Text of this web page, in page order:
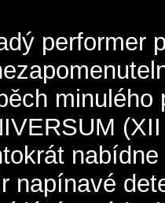
performer
minulého
nabídne
napínavé